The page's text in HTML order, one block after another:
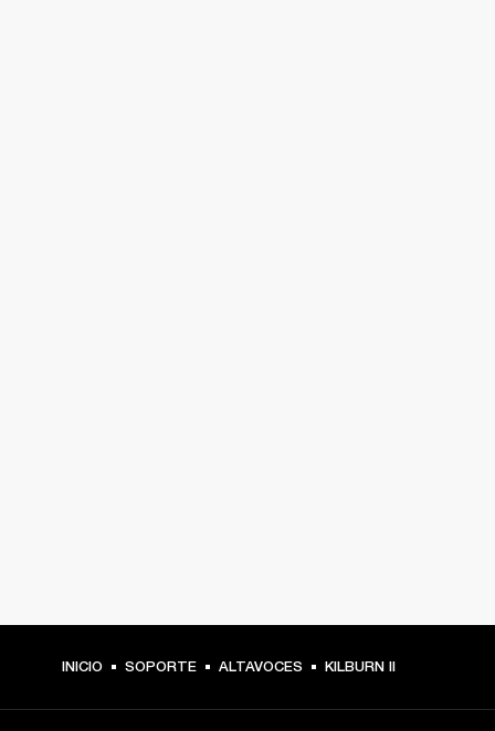
INICIO SOPORTE ALTAVOCES KILBURN II